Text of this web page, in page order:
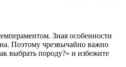
Зная особенности
Поэтому чрезвычайно важно
выбрать породу?» и избежите